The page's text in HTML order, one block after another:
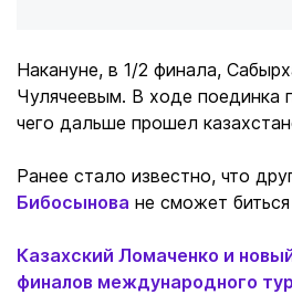
Накануне, в 1/2 финала,
Чулячеевым. В ходе поединка
чего дальше прошел
Ранее стало известно, что
Бибосынова не сможет
Казахский Ломаченко и
финалов международного